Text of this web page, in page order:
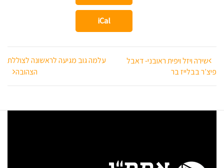
iCal
ניווט
שירה ויזל ויפית ראובני- דאבל
פיצ’ר בבלייז בר
עלמה גוב מגיעה לראשונה לצוללת
הצהובה